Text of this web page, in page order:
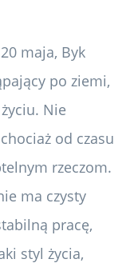
maja, Byk
po ziemi,
Nie
od czasu
rzeczom.
ma czysty
pracę,
styl życia,